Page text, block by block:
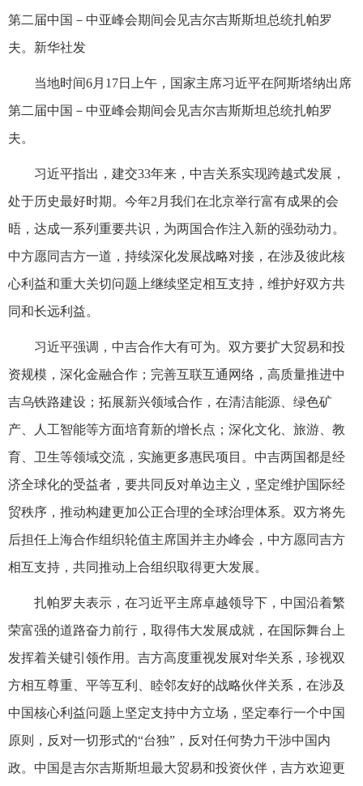
第二届中国－中亚峰会期间会见吉尔吉斯斯坦总统扎帕罗
夫。新华社发
当地时间6月17日上午，国家主席习近平在阿斯塔纳出席
第二届中国－中亚峰会期间会见吉尔吉斯斯坦总统扎帕罗
夫。
习近平指出，建交33年来，中吉关系实现跨越式发展，
处于历史最好时期。今年2月我们在北京举行富有成果的会
晤，达成一系列重要共识，为两国合作注入新的强劲动力。
中方愿同吉方一道，持续深化发展战略对接，在涉及彼此核
心利益和重大关切问题上继续坚定相互支持，维护好双方共
同和长远利益。
习近平强调，中吉合作大有可为。双方要扩大贸易和投
资规模，深化金融合作；完善互联互通网络，高质量推进中
吉乌铁路建设；拓展新兴领域合作，在清洁能源、绿色矿
产、人工智能等方面培育新的增长点；深化文化、旅游、教
育、卫生等领域交流，实施更多惠民项目。中吉两国都是经
济全球化的受益者，要共同反对单边主义，坚定维护国际经
贸秩序，推动构建更加公正合理的全球治理体系。双方将先
后担任上海合作组织轮值主席国并主办峰会，中方愿同吉方
相互支持，共同推动上合组织取得更大发展。
扎帕罗夫表示，在习近平主席卓越领导下，中国沿着繁
荣富强的道路奋力前行，取得伟大发展成就，在国际舞台上
发挥着关键引领作用。吉方高度重视发展对华关系，珍视双
方相互尊重、平等互利、睦邻友好的战略伙伴关系，在涉及
中国核心利益问题上坚定支持中方立场，坚定奉行一个中国
原则，反对一切形式的“台独”，反对任何势力干涉中国内
政。中国是吉尔吉斯斯坦最大贸易和投资伙伴，吉方欢迎更